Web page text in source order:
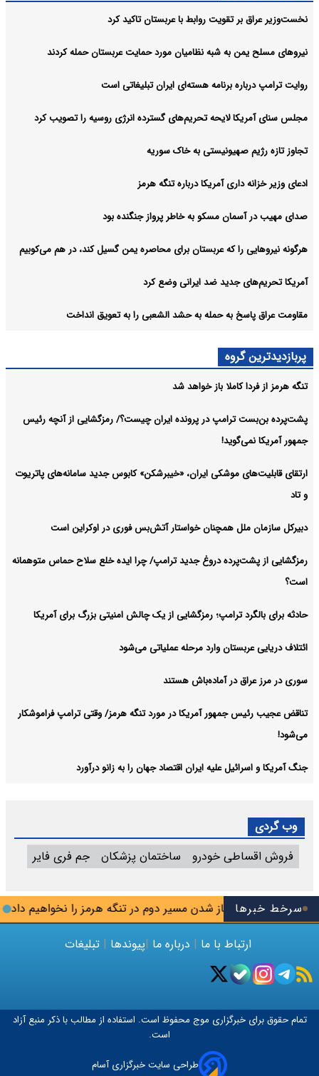
سرخط خبرها
اجازه باز شدن مسیر دوم در تنگه هرمز را نخواهیم داد
نخست‌وزیر عراق بر تقویت روابط با عربستان تاکید کرد
نیروهای مسلح یمن به شبه نظامیان مورد حمایت عربستان حمله کردند
روایت ترامپ درباره برنامه هسته‌ای ایران تبلیغاتی است
مجلس سنای آمریکا لایحه تحریم‌های گسترده انرژی روسیه را تصویب کرد
تجاوز تازه رژیم صهیونیستی به خاک سوریه
ادعای وزیر خزانه داری آمریکا درباره تنگه هرمز
صدای مهیب در آسمان مسکو به خاطر پرواز جنگنده بود
هرگونه نیروهایی را که عربستان برای محاصره یمن گسیل کند، در هم می‌کوبیم
آمریکا تحریم‌های جدید ضد ایرانی وضع کرد
مقاومت عراق پاسخ به حمله به حشد الشعبی را به تعویق انداخت
پربازدیدترین گروه
تنگه هرمز از فردا کاملا باز خواهد شد
پشت‌پرده بن‌بست ترامپ در پرونده ایران چیست؟/ رمزگشایی از آنچه رئیس
جمهور آمریکا نمی‌گوید!
ارتقای قابلیت‌های موشکی ایران، «خیبرشکن» کابوس جدید سامانه‌های پاتریوت
و تاد
دبیرکل سازمان ملل همچنان خواستار آتش‌بس فوری در اوکراین است
رمزگشایی از پشت‌پرده دروغ جدید ترامپ/ چرا ایده خلع سلاح حماس متوهمانه
است؟
حادثه برای بالگرد ترامپ؛ رمزگشایی از یک چالش امنیتی بزرگ برای آمریکا
ائتلاف دریایی عربستان وارد مرحله عملیاتی می‌شود
سوری در مرز عراق در آماده‌باش هستند
تناقض عجیب رئیس جمهور آمریکا در مورد تنگه هرمز/ وقتی ترامپ فراموشکار
می‌شود!
جنگ آمریکا و اسرائیل علیه ایران اقتصاد جهان را به زانو درآورد
وب گردی
فروش اقساطی خودرو
ساختمان پزشکان جم فری فایر
ارتباط با ما | درباره ما |پیوندها | تبلیغات
تمام حقوق برای خبرگزاری موج محفوظ است. استفاده از مطالب با ذکر منبع آزاد
است.
طراحی سایت خبرگزاری آسام